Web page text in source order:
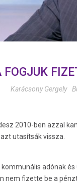
FOGJUK
Karácsony Gergely
2010-ben azzal
utasítsák vissza.
adónak
nem fizette be a